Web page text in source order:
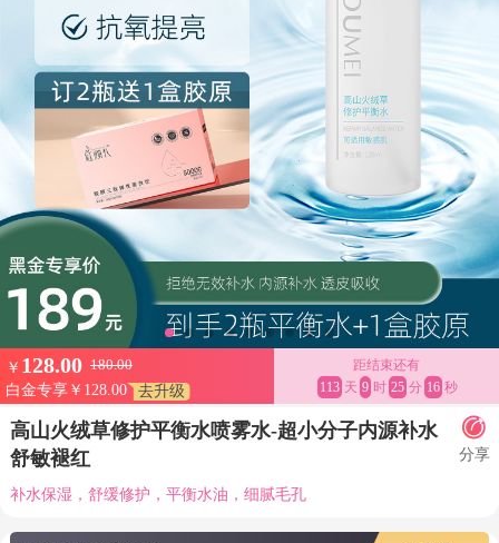
￥ 128.00 180.00
白金专享￥128.00
去升级
距结束还有
113 天 9 时 25 分 14 秒
高山火绒草修护平衡水喷雾水-超小分子内源补水
舒敏褪红
分享
补水保湿，舒缓修护，平衡水油，细腻毛孔